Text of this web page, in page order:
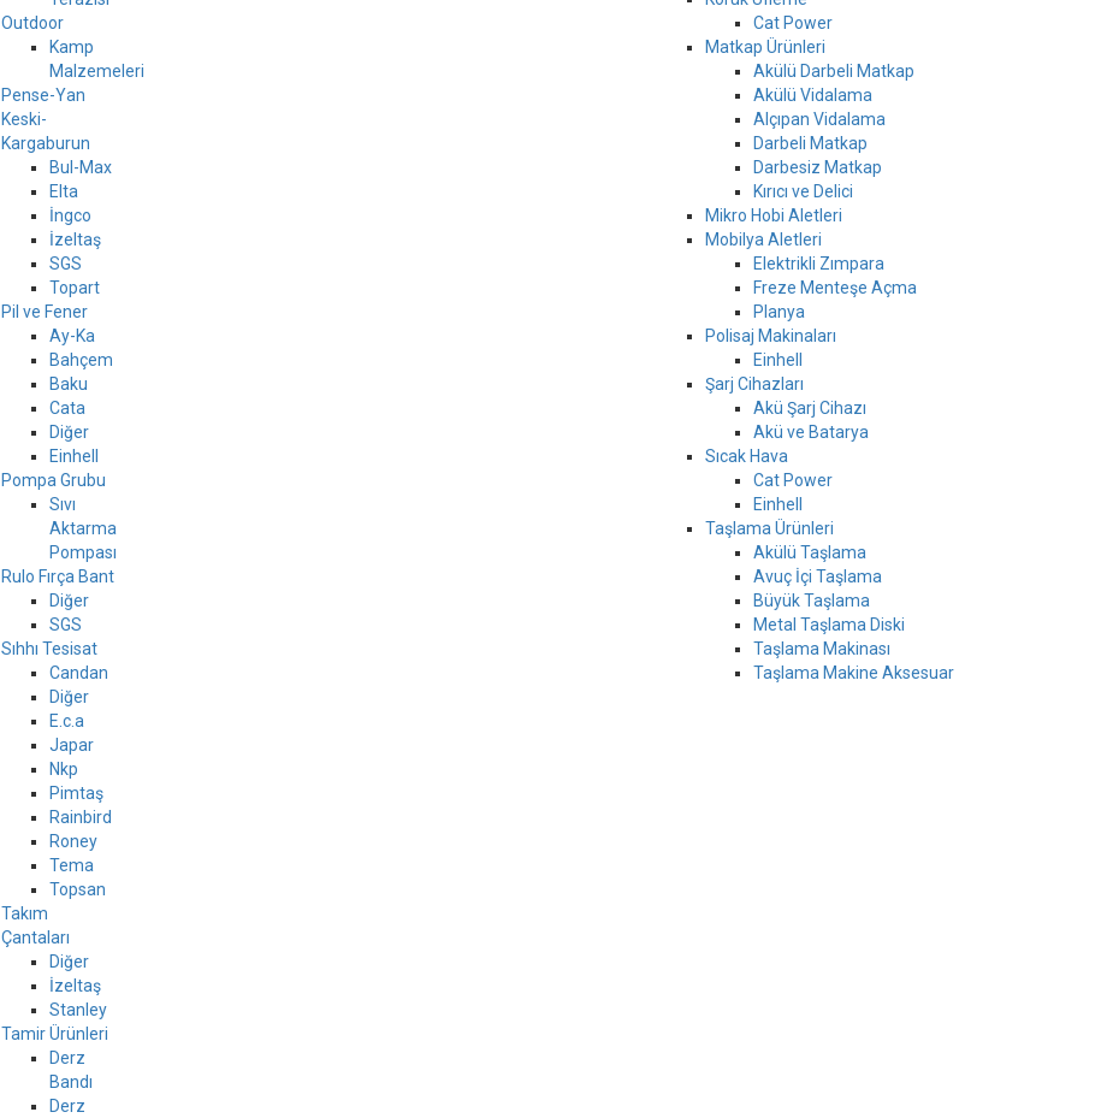
Outdoor
Kamp
Malzemeleri
Pense-Yan
Keski-
Kargaburun
Bul-Max
Elta
İngco
İzeltaş
SGS
Topart
Pil ve Fener
Ay-Ka
Bahçem
Baku
Cata
Diğer
Einhell
Pompa Grubu
Sıvı
Aktarma
Pompası
Rulo Fırça Bant
Diğer
SGS
Sıhhı Tesisat
Candan
Diğer
E.c.a
Japar
Nkp
Pimtaş
Rainbird
Roney
Tema
Topsan
Takım
Çantaları
Diğer
İzeltaş
Stanley
Tamir Ürünleri
Derz
Bandı
Derz
Cat Power
Matkap Ürünleri
Akülü Darbeli Matkap
Akülü Vidalama
Alçıpan Vidalama
Darbeli Matkap
Darbesiz Matkap
Kırıcı ve Delici
Mikro Hobi Aletleri
Mobilya Aletleri
Elektrikli Zımpara
Freze Menteşe Açma
Planya
Polisaj Makinaları
Einhell
Şarj Cihazları
Akü Şarj Cihazı
Akü ve Batarya
Sıcak Hava
Cat Power
Einhell
Taşlama Ürünleri
Akülü Taşlama
Avuç İçi Taşlama
Büyük Taşlama
Metal Taşlama Diski
Taşlama Makinası
Taşlama Makine Aksesuar